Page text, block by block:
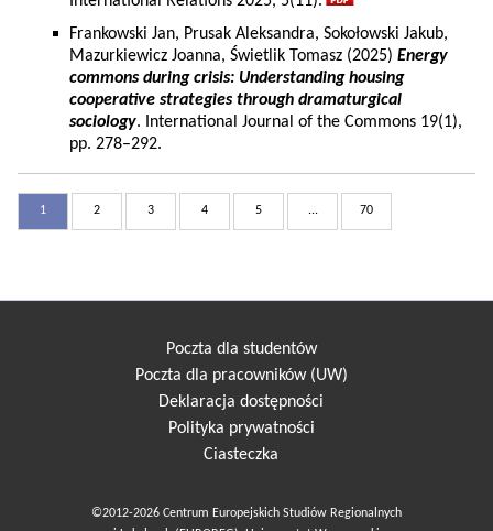
Frankowski Jan, Prusak Aleksandra, Sokołowski Jakub,
Mazurkiewicz Joanna, Świetlik Tomasz (2025) Energy
commons during crisis: Understanding housing
cooperative strategies through dramaturgical
sociology. International Journal of the Commons 19(1),
pp. 278–292.
1 2 3 4 5 ... 70
Poczta dla studentów
Poczta dla pracowników (UW)
Deklaracja dostępności
Polityka prywatności
Ciasteczka
©2012-2026 Centrum Europejskich Studiów Regionalnych